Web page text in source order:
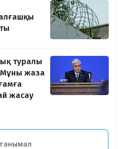
туралы
«Мұны жаза
жасау